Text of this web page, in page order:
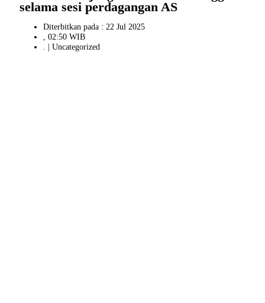
selama sesi perdagangan AS
Diterbitkan pada : 22 Jul 2025
, 02:50 WIB
. | Uncategorized